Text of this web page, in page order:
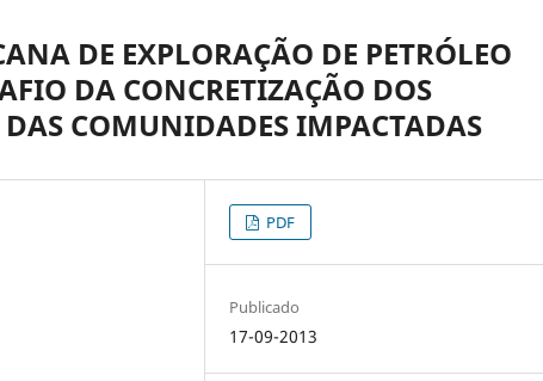
DE EXPLORAÇÃO DE PETRÓLEO
DA CONCRETIZAÇÃO DOS
COMUNIDADES IMPACTADAS
PDF
Publicado
17-09-2013